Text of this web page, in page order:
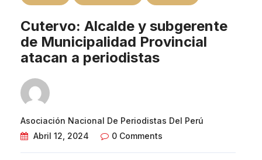
Cutervo: Alcalde y subgerente
de Municipalidad Provincial
atacan a periodistas
Asociación Nacional De Periodistas Del Perú
Abril 12, 2024
0 Comments